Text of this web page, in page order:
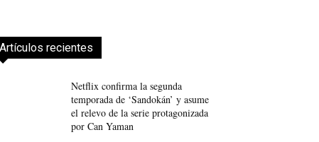
Artículos recientes
Netflix confirma la segunda
temporada de ‘Sandokán’ y asume
el relevo de la serie protagonizada
por Can Yaman